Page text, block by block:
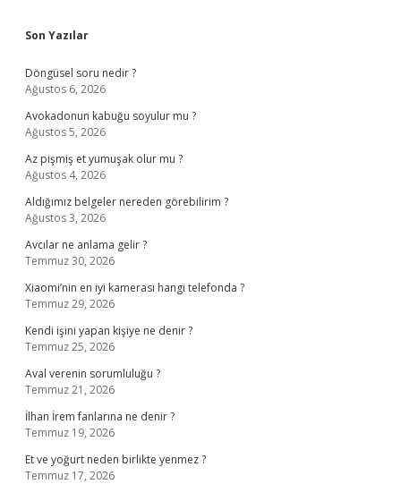
Sidebar
Son Yazılar
Döngüsel soru nedir ?
Ağustos 6, 2026
Avokadonun kabuğu soyulur mu ?
Ağustos 5, 2026
Az pişmiş et yumuşak olur mu ?
Ağustos 4, 2026
Aldığımız belgeler nereden görebilirim ?
Ağustos 3, 2026
Avcılar ne anlama gelir ?
Temmuz 30, 2026
Xiaomi’nin en iyi kamerası hangi telefonda ?
Temmuz 29, 2026
Kendi işini yapan kişiye ne denir ?
Temmuz 25, 2026
Aval verenin sorumluluğu ?
Temmuz 21, 2026
İlhan İrem fanlarına ne denir ?
Temmuz 19, 2026
Et ve yoğurt neden birlikte yenmez ?
Temmuz 17, 2026